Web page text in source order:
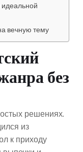
вечную тему
без
решениях.
из
к приходу